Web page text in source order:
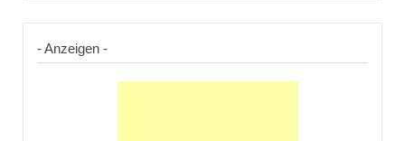
- Anzeigen -